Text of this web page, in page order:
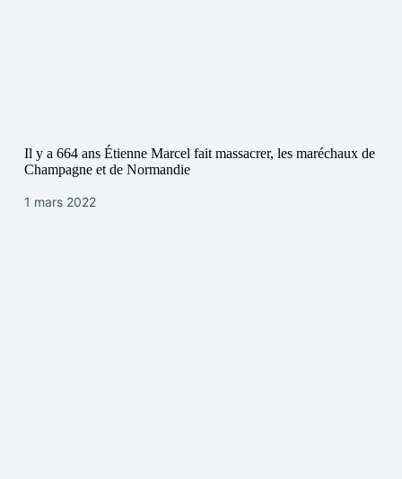
Il y a 664 ans Étienne Marcel fait massacrer, les maréchaux de
Champagne et de Normandie
1 mars 2022